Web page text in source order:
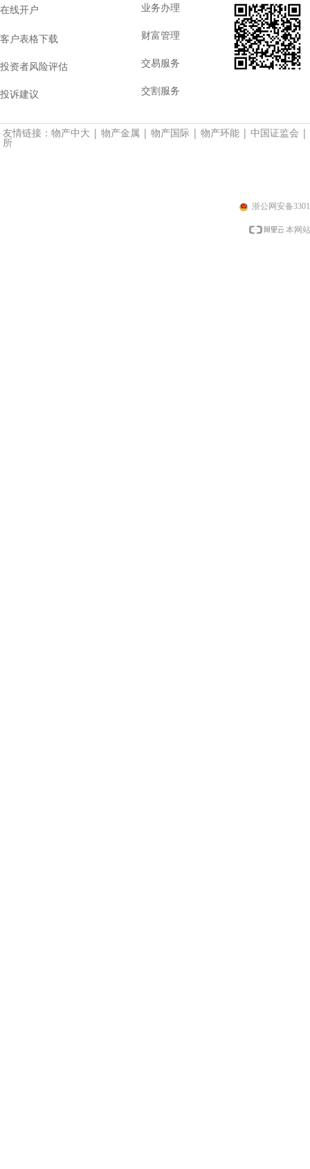
在线开户
客户表格下载
投资者风险评估
投诉建议
业务办理
财富管理
交易服务
交割服务
友情链接： 物产中大 | 物产金属 | 物产国际 | 物产环能 | 中国证监会 |
所
浙公网安备
本网